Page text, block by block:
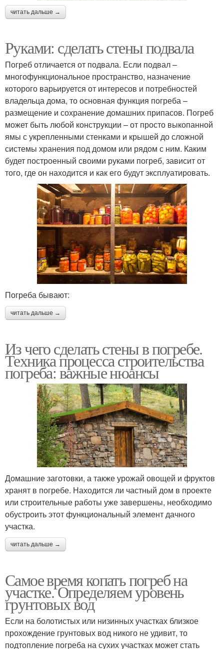
читать дальше →
Руками: сделать стены подвала
Погреб отличается от подвала. Если подвал –
многофункциональное пространство, назначение
которого варьируется от интересов и потребностей
владельца дома, то основная функция погреба –
размещение и сохранение домашних припасов. Погреб
может быть любой конструкции – от просто выкопанной
ямы с укрепленными стенками и крышей до сложной
системы хранения под домом или рядом с ним. Каким
будет построенный своими руками погреб, зависит от
того, где он находится и как его будут эксплуатировать.
Погреба бывают:
читать дальше →
Из чего сделать стены в погребе.
Техника процесса строительства
погреба: важные нюансы
Домашние заготовки, а также урожай овощей и фруктов
хранят в погребе. Находится ли частный дом в проекте
или строительные работы уже завершены, необходимо
обустроить этот функциональный элемент дачного
участка.
читать дальше →
Самое время копать погреб на
участке. Определяем уровень
грунтовых вод
Если на болотистых или низинных участках близкое
прохождение грунтовых вод никого не удивит, то
подтопление погреба на сухих участках может стать